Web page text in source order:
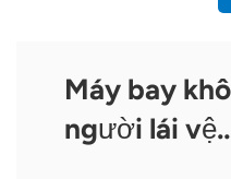
Máy bay
người lái vệ